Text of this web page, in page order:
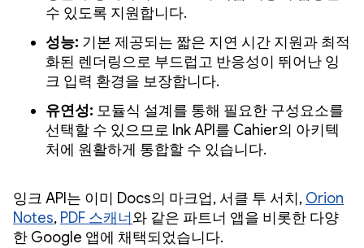
수 있도록 지원합니다.
성능: 기본 제공되는 짧은 지연 시간 지원과 최적
화된 렌더링으로 부드럽고 반응성이 뛰어난 잉
크 입력 환경을 보장합니다.
유연성: 모듈식 설계를 통해 필요한 구성요소를
선택할 수 있으므로 Ink API를 Cahier의 아키텍
처에 원활하게 통합할 수 있습니다.
잉크 API는 이미 Docs의 마크업, 서클 투 서치, Orion
Notes, PDF 스캐너와 같은 파트너 앱을 비롯한 다양
한 Google 앱에 채택되었습니다.